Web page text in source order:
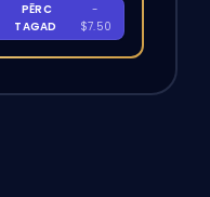
PĒRC
TAGAD
-
$7.50